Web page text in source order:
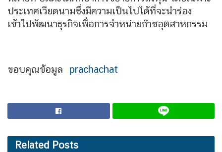
ประเทศเวียดนามซึ่งมีความเป็นไปได้ที่จะนำร่อง
เข้าไปพัฒนาธุรกิจเพื่อการจำหน่ายก๊าซอุตสาหกรรม
ขอบคุณข้อมูล prachachat
Related Posts